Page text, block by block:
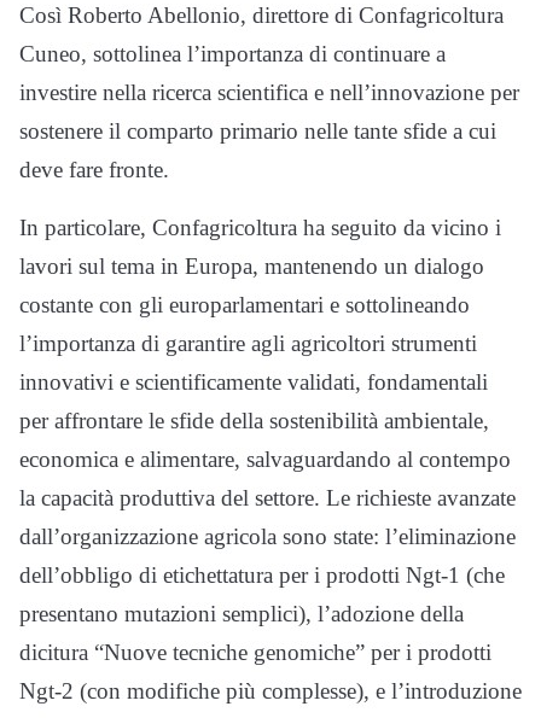
Così Roberto Abellonio, direttore di Confagricoltura
Cuneo, sottolinea l’importanza di continuare a
investire nella ricerca scientifica e nell’innovazione per
sostenere il comparto primario nelle tante sfide a cui
deve fare fronte.
In particolare, Confagricoltura ha seguito da vicino i
lavori sul tema in Europa, mantenendo un dialogo
costante con gli europarlamentari e sottolineando
l’importanza di garantire agli agricoltori strumenti
innovativi e scientificamente validati, fondamentali
per affrontare le sfide della sostenibilità ambientale,
economica e alimentare, salvaguardando al contempo
la capacità produttiva del settore. Le richieste avanzate
dall’organizzazione agricola sono state: l’eliminazione
dell’obbligo di etichettatura per i prodotti Ngt-1 (che
presentano mutazioni semplici), l’adozione della
dicitura “Nuove tecniche genomiche” per i prodotti
Ngt-2 (con modifiche più complesse), e l’introduzione